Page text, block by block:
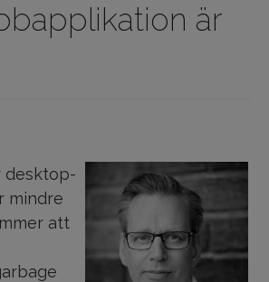
är
desktop-
mindre
att